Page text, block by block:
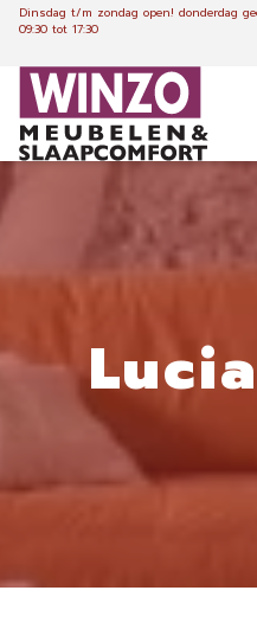
Dinsdag t/m zondag open! donderdag
09:30 tot 17:30